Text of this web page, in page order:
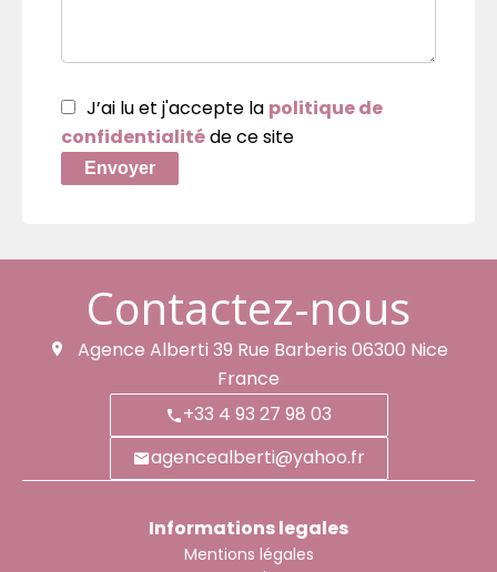
J’ai lu et j'accepte la politique de
confidentialitéde ce site
Envoyer
Contactez-nous
Agence Alberti 39 Rue Barberis 06300 Nice
France
+33 4 93 27 98 03
agencealberti@yahoo.fr
Informations legales
Mentions légales